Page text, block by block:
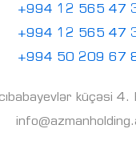
+994 12 565 47
+994 12 565 47
+994 50 209 67
küçəsi 4.